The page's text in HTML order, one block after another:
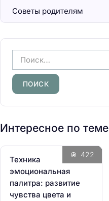
Советы родителям
а
й
т
и
Интересное по теме
Техника
эмоциональная
палитра: развитие
чувства цвета и
422